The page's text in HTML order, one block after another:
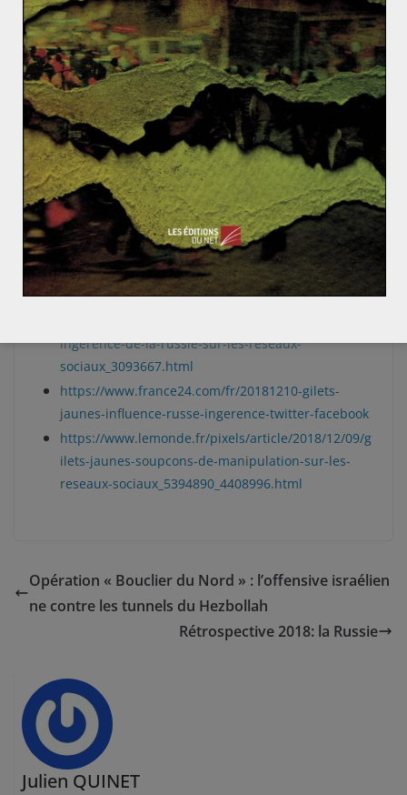
et virtuels et que les personnes qui ont battu les pavés
pendant plusieurs samedi successifs, à tort ou à raison,
obéissaient à une volonté plus grande que celle de
l’intérêt des Etats : leurs volontés propres.
Sources :
https://www.20minutes.fr/monde/2391975-
20181210-gilets-jaunes-russie-dement-toute-
ingerence-france-visant-amplifier-contestation
https://www.ouest-france.fr/societe/gilets-
jaunes/gilets-jaunes-le-kremlin-dement-toute-
ingerence-dans-le-mouvement-6120289
https://www.francetvinfo.fr/economie/transports/gi
ingerence-de-la-russie-sur-les-reseaux-
sociaux_3093667.html
https://www.france24.com/fr/20181210-gilets-
jaunes-influence-russe-ingerence-twitter-facebook
https://www.lemonde.fr/pixels/article/2018/12/09/g
ilets-jaunes-soupcons-de-manipulation-sur-les-
reseaux-sociaux_5394890_4408996.html
Opération « Bouclier du Nord » : l’offensive israélien
ne contre les tunnels du Hezbollah
Rétrospective 2018: la Russie
Julien QUINET